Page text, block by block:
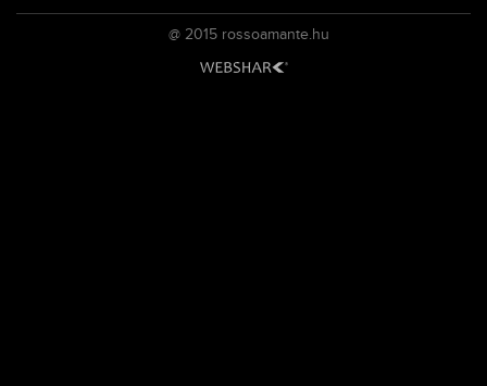
@ 2015 rossoamante.hu